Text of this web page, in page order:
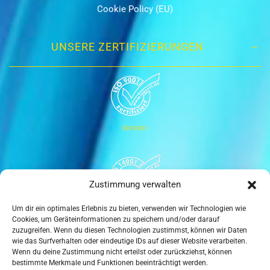
Zustimmung verwalten
Um dir ein optimales Erlebnis zu bieten, verwenden wir Technologien wie
Cookies, um Geräteinformationen zu speichern und/oder darauf
zuzugreifen. Wenn du diesen Technologien zustimmst, können wir Daten
wie das Surfverhalten oder eindeutige IDs auf dieser Website verarbeiten.
Wenn du deine Zustimmung nicht erteilst oder zurückziehst, können
bestimmte Merkmale und Funktionen beeinträchtigt werden.
Cookie Policy (EU)
UNSERE ZERTIFIZIERUNGEN
ISO 9001
ISO 14001